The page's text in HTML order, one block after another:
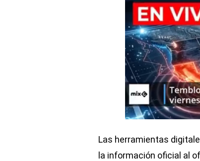
Las herramientas
la información oficial al